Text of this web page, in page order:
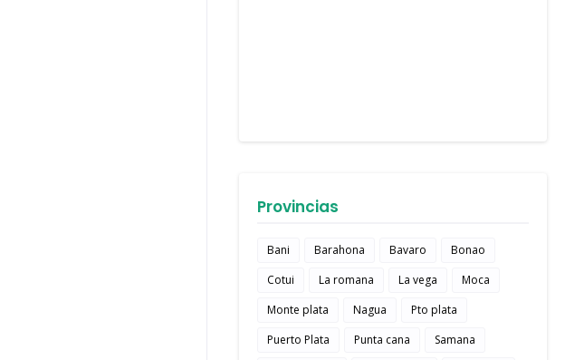
Provincias
Bani Barahona Bavaro
Bonao
Cotui
La romana La vega
Moca
Monte plata
Nagua
Pto plata
Puerto Plata
Punta cana
Samana